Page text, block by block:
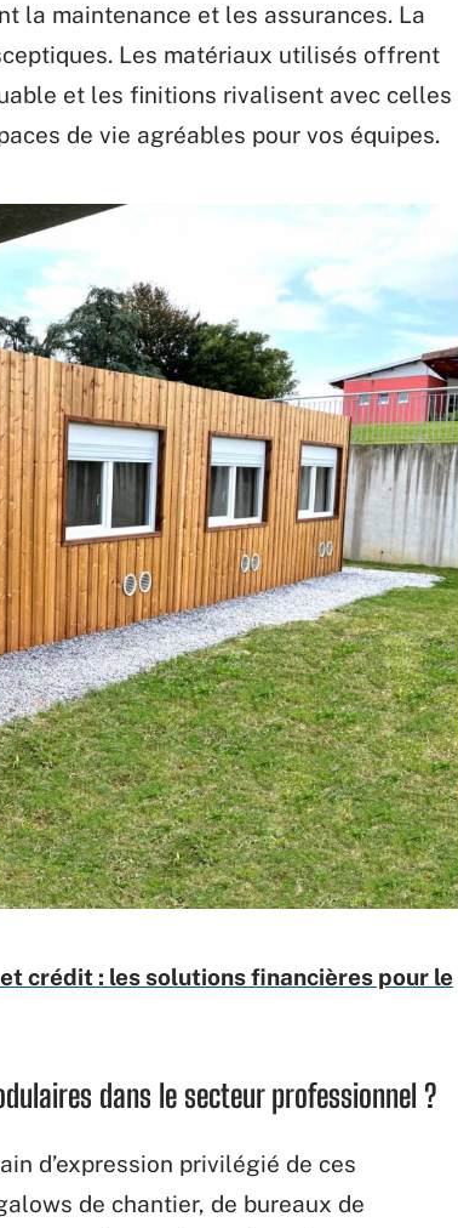
la maintenance et les assurances. La
Les matériaux utilisés offrent
et les finitions rivalisent avec celles
de vie agréables pour vos équipes.
crédit : les solutions financières pour le
dans le secteur professionnel ?
d’expression privilégié de ces
de chantier, de bureaux de